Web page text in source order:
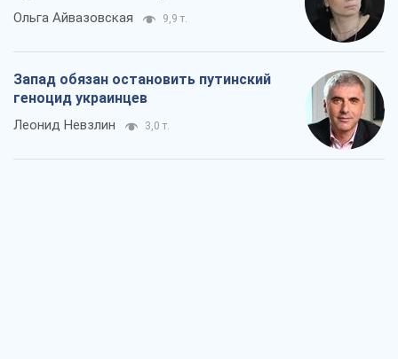
Ольга Айвазовская 9,9 т.
Запад обязан остановить путинский
геноцид украинцев
Леонид Невзлин 3,0 т.